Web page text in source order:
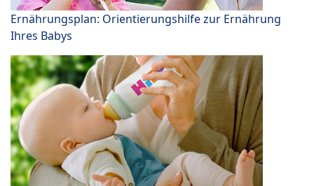
Ernährungsplan: Orientierungshilfe zur Ernährung
Ihres Babys